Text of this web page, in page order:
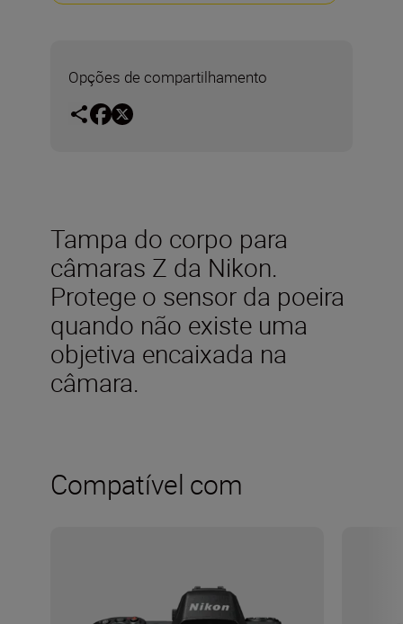
Opções de compartilhamento
Tampa do corpo para
câmaras Z da Nikon.
Protege o sensor da poeira
quando não existe uma
objetiva encaixada na
câmara.
Compatível com